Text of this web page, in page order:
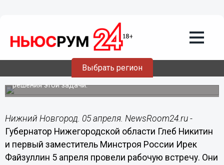
Выбрать регион
05.04.202018:32
Нижегородская область намерена
развивать судоходство на Волге
Губернатор считает настоящее время подходящим для
решения этой задачи.
Нижний Новгород. 05 апреля. NewsRoom24.ru -
Губернатор Нижегородской области Глеб Никитин
и первый заместитель Минстроя России Ирек
Файзуллин 5 апреля провели рабочую встречу. Они